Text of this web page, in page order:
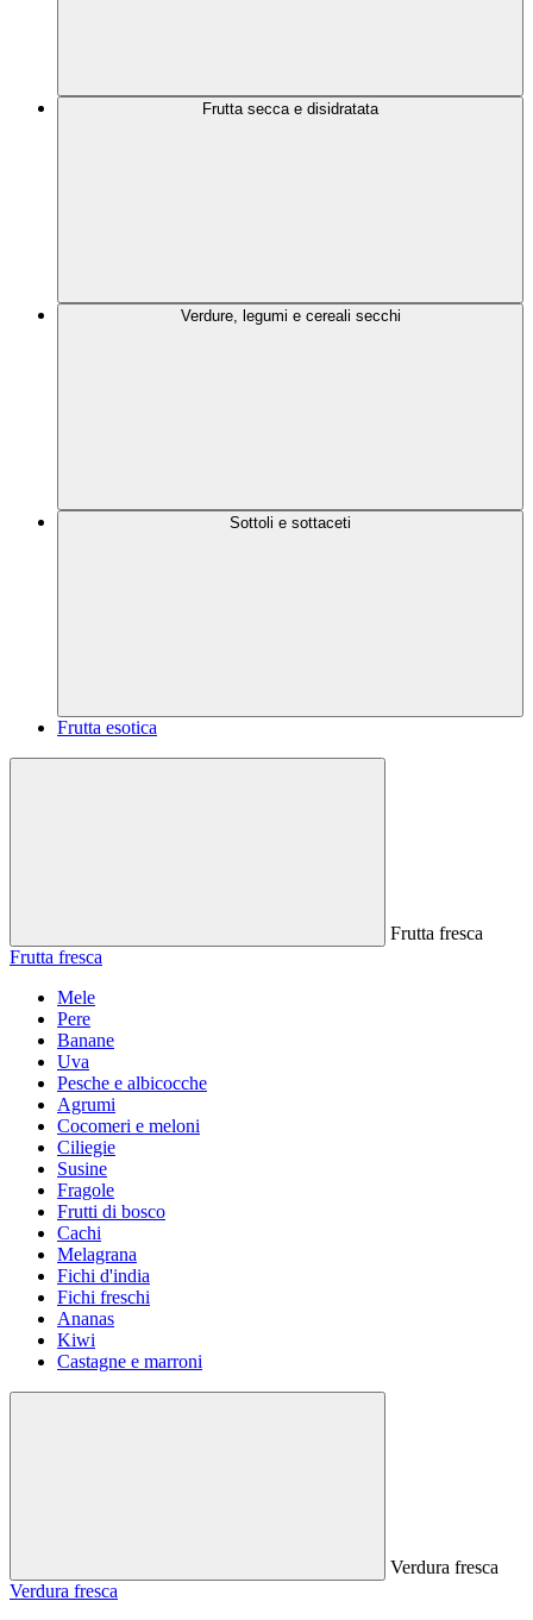
Frutta secca e disidratata
Verdure, legumi e cereali secchi
Sottoli e sottaceti
Frutta esotica
Frutta fresca
Frutta fresca
Mele
Pere
Banane
Uva
Pesche e albicocche
Agrumi
Cocomeri e meloni
Ciliegie
Susine
Fragole
Frutti di bosco
Cachi
Melagrana
Fichi d'india
Fichi freschi
Ananas
Kiwi
Castagne e marroni
Verdura fresca
Verdura fresca